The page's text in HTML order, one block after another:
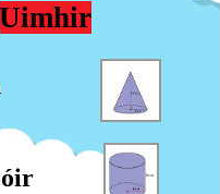
Uimhir